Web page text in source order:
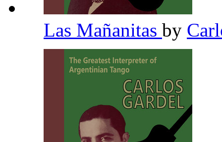
Las Mañanitas by